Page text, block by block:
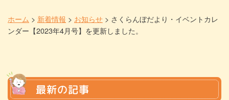
ホーム > 新着情報 > お知らせ > さくらんぼだより・イベントカレ
ンダー【2023年4月号】を更新しました。
最新の記事